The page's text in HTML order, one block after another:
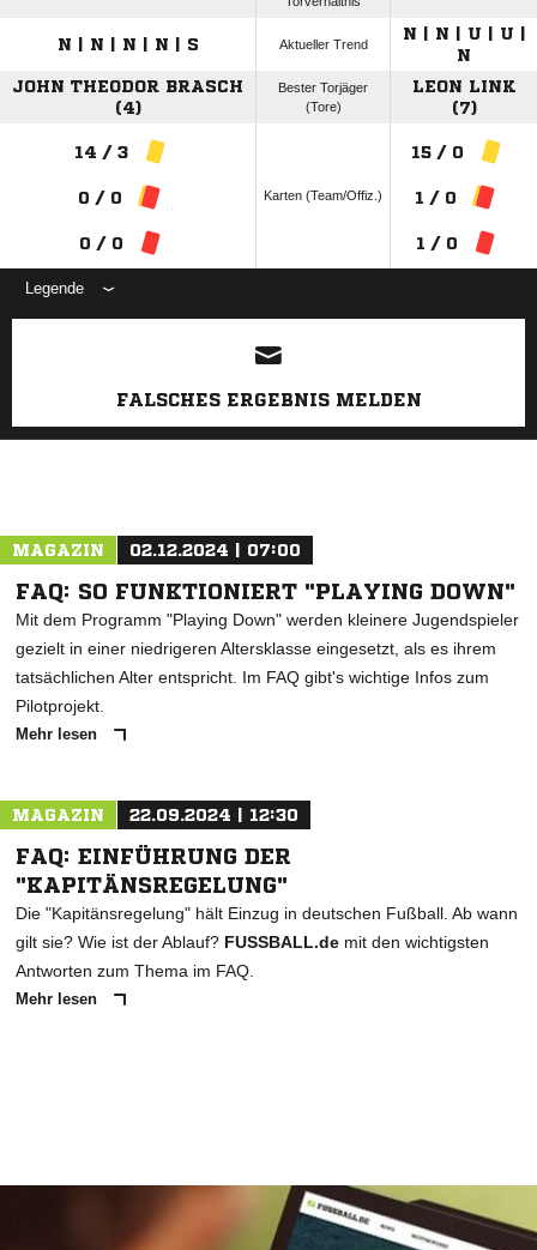
N | N | N | N | S Aktueller Trend
N | N | U | U |
N
JOHN THEODOR BRASCH
(4)
Bester Torjäger
(Tore)
LEON LINK
(7)
14 / 3
0 / 0
0 / 0
Karten (Team/Offiz.)
15 / 0
1 / 0
1 / 0
Legende
ANZEIGE
FALSCHES ERGEBNIS MELDEN
MAGAZIN 02.12.2024 | 07:00
FAQ: SO FUNKTIONIERT "PLAYING DOWN"
Mit dem Programm "Playing Down" werden kleinere Jugendspieler
gezielt in einer niedrigeren Altersklasse eingesetzt, als es ihrem
tatsächlichen Alter entspricht. Im FAQ gibt's wichtige Infos zum
Pilotprojekt.
Mehr lesen
MAGAZIN 22.09.2024 | 12:30
FAQ: EINFÜHRUNG DER
"KAPITÄNSREGELUNG"
Die "Kapitänsregelung" hält Einzug in deutschen Fußball. Ab wann
gilt sie? Wie ist der Ablauf? FUSSBALL.de mit den wichtigsten
Antworten zum Thema im FAQ.
Mehr lesen